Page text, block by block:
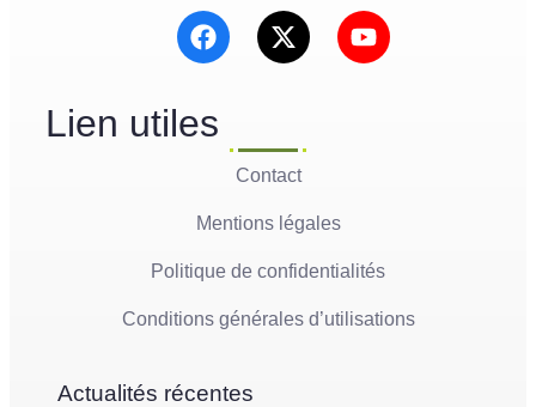
Lien utiles
Contact
Mentions légales
Politique de confidentialités
Conditions générales d’utilisations
Actualités récentes